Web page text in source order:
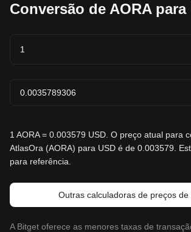
Conversão de AORA para
1 AORA = 0.003579 USD. O preço atual para
AtlasOra (AORA) para USD é de 0.003579.
para referência.
Outras calculadoras de preços de
A Bitget oferece as menores taxas de